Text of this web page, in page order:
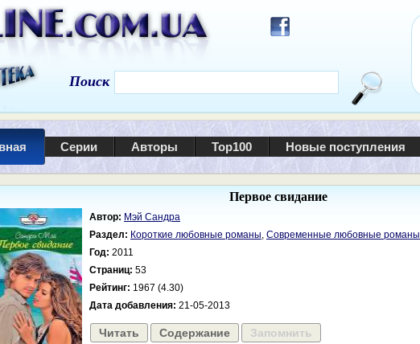
Поиск
Серии Авторы Top100 Новые поступления
Первое свидание
Автор: Мэй Сандра
Раздел: Короткие любовные романы, Современные любовные романы
Год: 2011
Страниц: 53
Рейтинг: 1967 (4.30)
Дата добавления: 21-05-2013
Читать Содержание Запомнить